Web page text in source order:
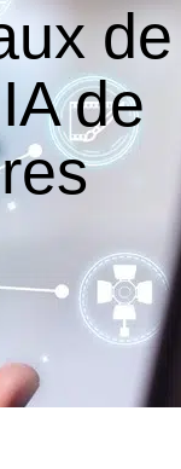
de
de